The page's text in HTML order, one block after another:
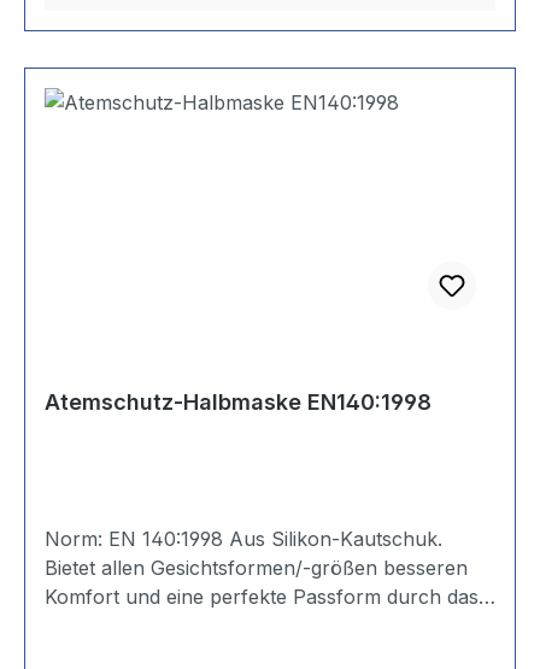
Atemschutz-Halbmaske EN140:1998
Norm: EN 140:1998 Aus Silikon-Kautschuk.
Bietet allen Gesichtsformen/-größen besseren
Komfort und eine perfekte Passform durch das